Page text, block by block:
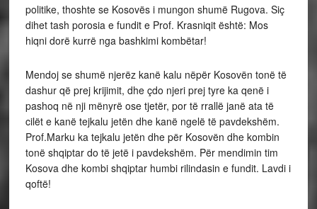
politike, thoshte se Kosovës i mungon shumë Rugova. Siç
dihet tash porosia e fundit e Prof. Krasniqit është: Mos
hiqni dorë kurrë nga bashkimi kombëtar!
Mendoj se shumë njerëz kanë kalu nëpër Kosovën tonë të
dashur që prej krijimit, dhe çdo njeri prej tyre ka qenë i
pashoq në nji mënyrë ose tjetër, por të rrallë janë ata të
cilët e kanë tejkalu jetën dhe kanë ngelë të pavdekshëm.
Prof.Marku ka tejkalu jetën dhe për Kosovën dhe kombin
tonë shqiptar do të jetë i pavdekshëm. Për mendimin tim
Kosova dhe kombi shqiptar humbi rilindasin e fundit. Lavdi i
qoftë!